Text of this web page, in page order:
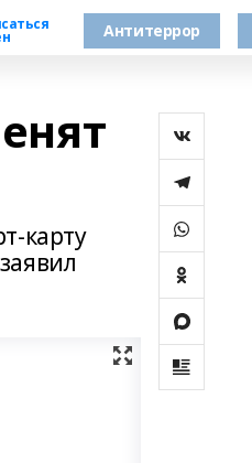
Антитеррор
карту